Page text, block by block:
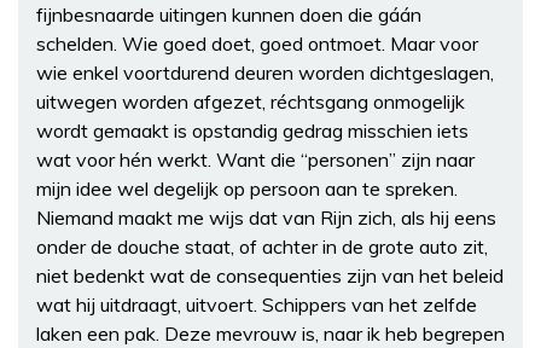
fijnbesnaarde uitingen kunnen doen die gáán
schelden. Wie goed doet, goed ontmoet. Maar voor
wie enkel voortdurend deuren worden dichtgeslagen,
uitwegen worden afgezet, réchtsgang onmogelijk
wordt gemaakt is opstandig gedrag misschien iets
wat voor hén werkt. Want die “personen” zijn naar
mijn idee wel degelijk op persoon aan te spreken.
Niemand maakt me wijs dat van Rijn zich, als hij eens
onder de douche staat, of achter in de grote auto zit,
niet bedenkt wat de consequenties zijn van het beleid
wat hij uitdraagt, uitvoert. Schippers van het zelfde
laken een pak. Deze mevrouw is, naar ik heb begrepen